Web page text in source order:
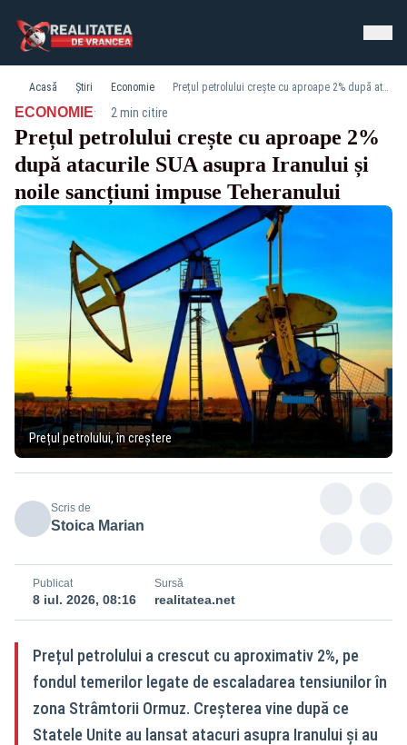
Acasă Știri Economie Prețul petrolului crește cu aproape 2% după atacurile SUA asupra Iranului și noile sancțiuni impuse Teheranului
ECONOMIE· 2 min citire
Prețul petrolului crește cu aproape 2%
după atacurile SUA asupra Iranului și
noile sancțiuni impuse Teheranului
Prețul petrolului, în creștere
Scris de
Stoica Marian
Publicat
8 iul. 2026, 08:16
Sursă
realitatea.net
Prețul petrolului a crescut cu aproximativ 2%, pe
fondul temerilor legate de escaladarea tensiunilor în
zona Strâmtorii Ormuz. Creșterea vine după ce
Statele Unite au lansat atacuri asupra Iranului și au